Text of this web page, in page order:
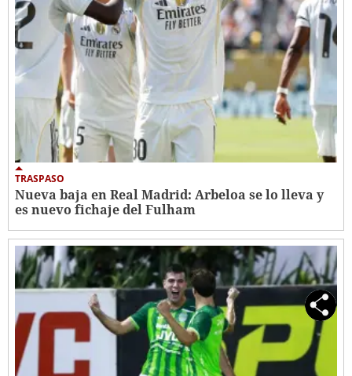
TRASPASO
Nueva baja en Real Madrid: Arbeloa se lo lleva y
es nuevo fichaje del Fulham